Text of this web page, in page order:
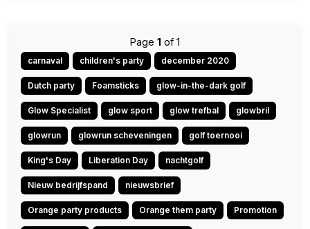
Page 1 of 1
carnaval children's party december 2020
Dutch party Foamsticks glow-in-the-dark golf
Glow Specialist glow sport glow trefbal glowbril
glowrun glowrun scheveningen golf toernooi
King's Day Liberation Day nachtgolf
Nieuw bedrijfspand nieuwsbrief
Orange party products Orange them party Promotion